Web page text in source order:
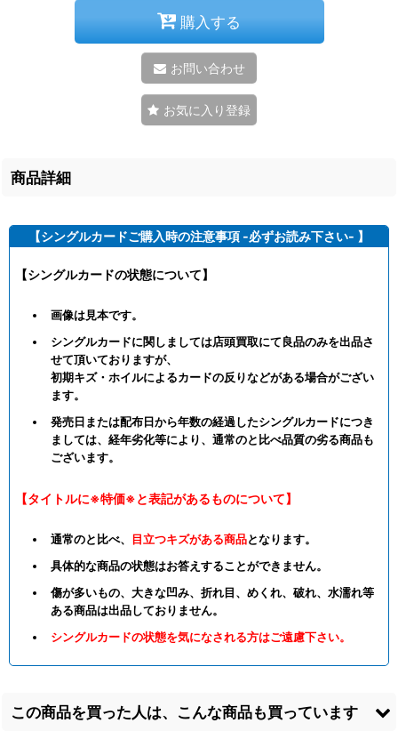
購入する
お問い合わせ
お気に入り登録
商品詳細
【シングルカードご購入時の注意事項 -必ずお読み下さい- 】
【シングルカードの状態について】
画像は見本です。
シングルカードに関しましては店頭買取にて良品のみを出品さ
せて頂いておりますが、
初期キズ・ホイルによるカードの反りなどがある場合がござい
ます。
発売日または配布日から年数の経過したシングルカードにつき
ましては、経年劣化等により、通常のと比べ品質の劣る商品も
ございます。
【タイトルに※特価※と表記があるものについて】
通常のと比べ、 目立つキズがある商品となります。
具体的な商品の状態はお答えすることができません。
傷が多いもの、大きな凹み、折れ目、めくれ、破れ、水濡れ等
ある商品は出品しておりません。
シングルカードの状態を気になされる方はご遠慮下さい。
この商品を買った人は、こんな商品も買っています